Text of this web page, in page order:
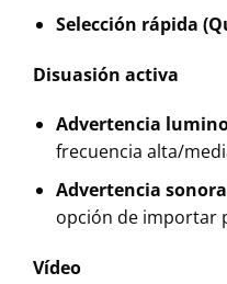
Selección rápida
Disuasión activa
Advertencia
frecuencia alta/
Advertencia sonora
opción de importar
Vídeo